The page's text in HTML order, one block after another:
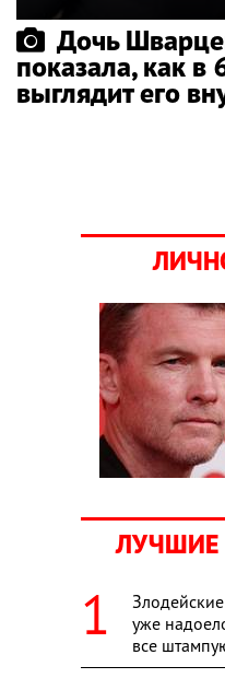
Дочь
показала, как в
выглядит его
ЛУЧШИЕ
уже
все